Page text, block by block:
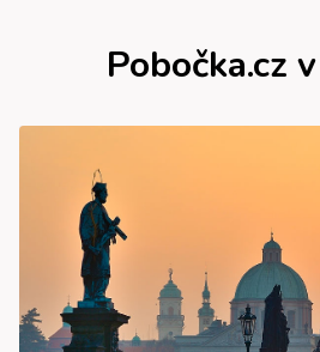
Pobočka.cz